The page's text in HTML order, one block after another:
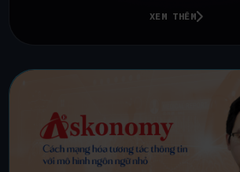
XEM THÊM